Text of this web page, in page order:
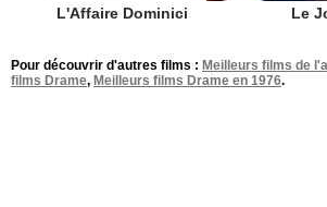
L'Affaire Dominici Le
Pour découvrir d'autres films : Meilleurs films de
films Drame, Meilleurs films Drame en 1976.